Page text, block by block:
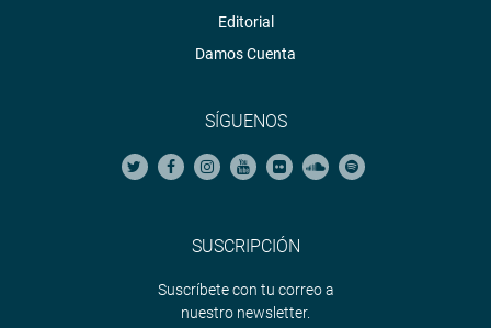
Editorial
Damos Cuenta
SÍGUENOS
SUSCRIPCIÓN
Suscríbete con tu correo a
nuestro newsletter.